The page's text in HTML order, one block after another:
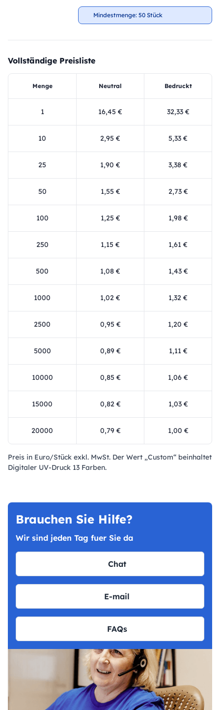
Mindestmenge: 50 Stück
Vollständige Preisliste
Menge Neutral Bedruckt
1 16,45 € 32,33 €
10 2,95 € 5,33 €
25 1,90 € 3,38 €
50 1,55 € 2,73 €
100 1,25 € 1,98 €
250 1,15 € 1,61 €
500 1,08 € 1,43 €
1000 1,02 € 1,32 €
2500 0,95 € 1,20 €
5000 0,89 € 1,11 €
10000 0,85 € 1,06 €
15000 0,82 € 1,03 €
20000 0,79 € 1,00 €
Preis in Euro/Stück exkl. MwSt. Der Wert „Custom“ beinhaltet
Digitaler UV-Druck 13 Farben.
Brauchen Sie Hilfe?
Wir sind jeden Tag fuer Sie da
Chat
E-mail
FAQs